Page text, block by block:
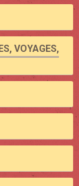
VOYAGES,